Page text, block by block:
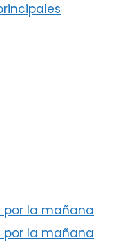
por la mañana
por la mañana